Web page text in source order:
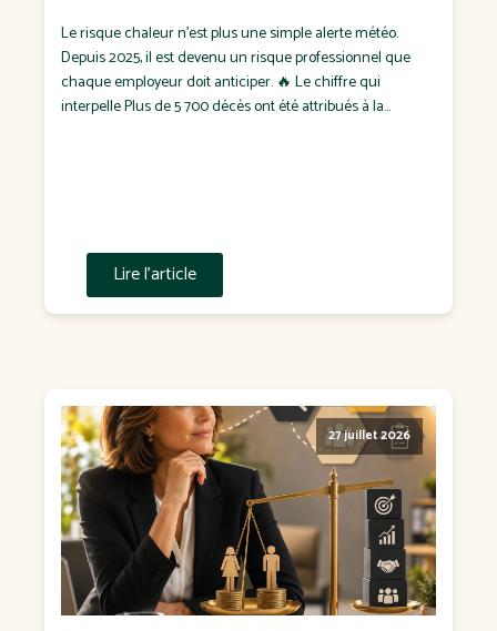
Le risque chaleur n'est plus une simple alerte météo.
Depuis 2025, il est devenu un risque professionnel que
chaque employeur doit anticiper. 🔥 Le chiffre qui
interpelle Plus de 5 700 décès ont été attribués à la
Lire l'article
27 juillet 2026